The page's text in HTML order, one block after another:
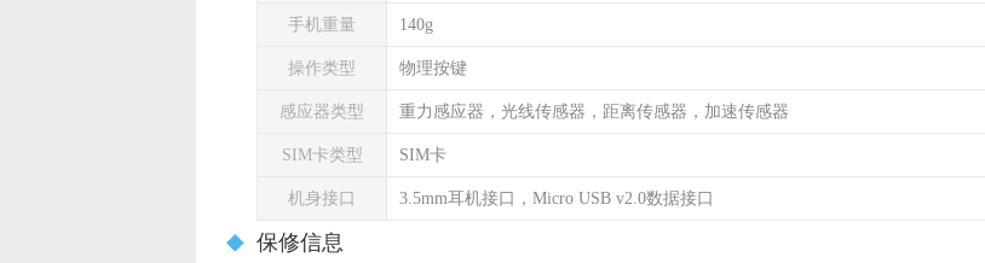
手机重量 140g
操作类型 物理按键
感应器类型 重力感应器，光线传感器，距离传感器，加速传感器
SIM卡类型 SIM卡
机身接口 3.5mm耳机接口，Micro USB v2.0数据接口
保修信息